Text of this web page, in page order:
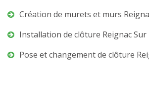
Création de murets et murs
Installation de clôture Reignac Sur
Pose et changement de clôture